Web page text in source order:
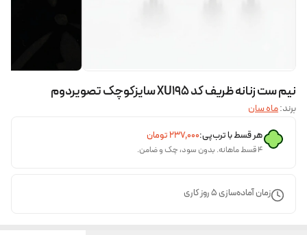
نیم ست زنانه ظریف کد XU195 سایزکوچک تصویردوم
برند:ماه سان
هر قسط با ترب‌پی:۲۳۷٬۰۰۰تومان
۴ قسط ماهانه. بدون سود، چک و ضامن.
زمان آماده‌سازی5روز کاری